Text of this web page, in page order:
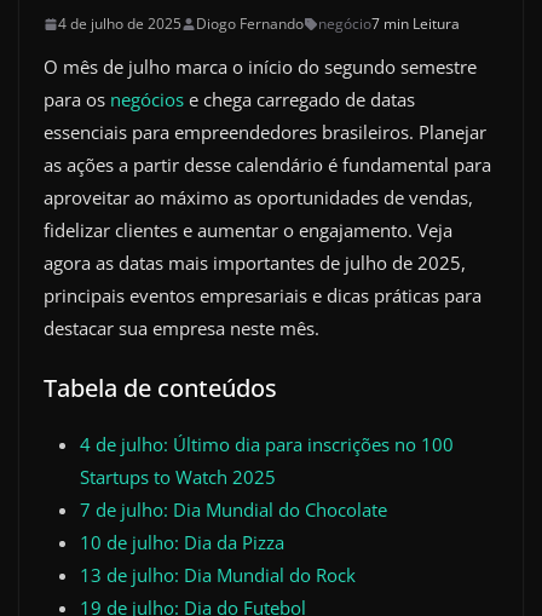
4 de julho de 2025 Diogo Fernando negócio7 min Leitura
O mês de julho marca o início do segundo semestre
para os negócios e chega carregado de datas
essenciais para empreendedores brasileiros. Planejar
as ações a partir desse calendário é fundamental para
aproveitar ao máximo as oportunidades de vendas,
fidelizar clientes e aumentar o engajamento. Veja
agora as datas mais importantes de julho de 2025,
principais eventos empresariais e dicas práticas para
destacar sua empresa neste mês.
Tabela de conteúdos
4 de julho: Último dia para inscrições no 100
Startups to Watch 2025
7 de julho: Dia Mundial do Chocolate
10 de julho: Dia da Pizza
13 de julho: Dia Mundial do Rock
19 de julho: Dia do Futebol